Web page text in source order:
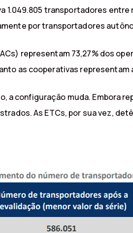
1.049.805 transportadores
por transportadores
representam 73,27% dos
as cooperativas representam
a configuração muda. Embora
As ETCs, por sua vez,